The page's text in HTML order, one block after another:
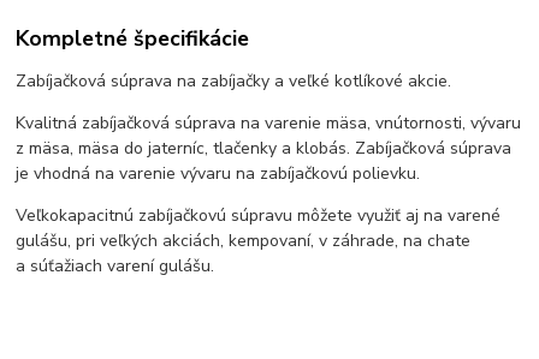
Kompletné špecifikácie
Zabíjačková súprava na zabíjačky a veľké kotlíkové akcie.
Kvalitná zabíjačková súprava na varenie mäsa, vnútornosti, vývaru
z mäsa, mäsa do jaterníc, tlačenky a klobás. Zabíjačková súprava
je vhodná na varenie vývaru na zabíjačkovú polievku.
Veľkokapacitnú zabíjačkovú súpravu môžete využiť aj na varené
gulášu, pri veľkých akciách, kempovaní, v záhrade, na chate
a súťažiach varení gulášu.